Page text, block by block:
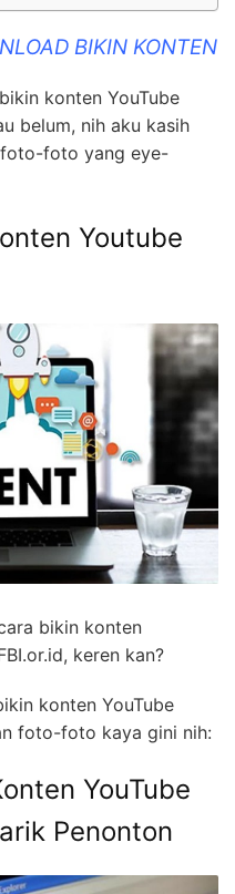
BIKIN KONTEN
konten YouTube
belum, nih aku kasih
foto yang eye-
Youtube
bikin konten
keren kan?
konten YouTube
foto-foto kaya gini nih:
YouTube
Penonton